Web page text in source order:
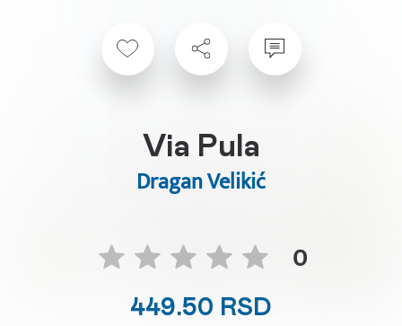
Via Pula
Dragan Velikić
0
449.50 RSD